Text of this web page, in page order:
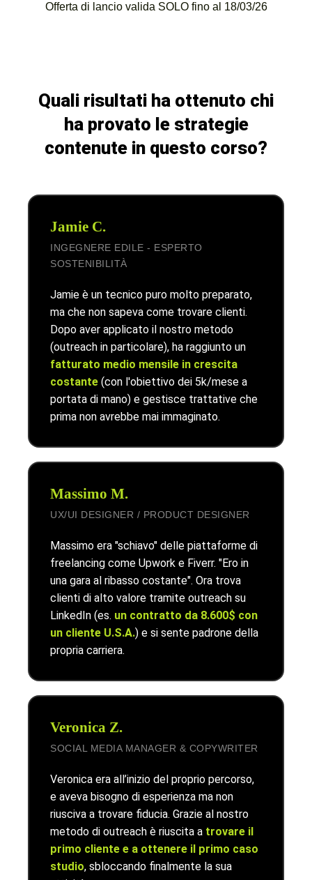
Offerta di lancio valida SOLO fino al 18/03/26
Quali risultati ha ottenuto chi
ha provato le strategie
contenute in questo corso?
Jamie C.
INGEGNERE EDILE - ESPERTO
SOSTENIBILITÀ
Jamie è un tecnico puro molto preparato,
ma che non sapeva come trovare clienti.
Dopo aver applicato il nostro metodo
(outreach in particolare), ha raggiunto un
fatturato medio mensile in crescita
costante (con l'obiettivo dei 5k/mese a
portata di mano) e gestisce trattative che
prima non avrebbe mai immaginato.
Massimo M.
UX/UI DESIGNER / PRODUCT DESIGNER
Massimo era "schiavo" delle piattaforme di
freelancing come Upwork e Fiverr. "Ero in
una gara al ribasso costante". Ora trova
clienti di alto valore tramite outreach su
LinkedIn (es. un contratto da 8.600$ con
un cliente U.S.A.) e si sente padrone della
propria carriera.
Veronica Z.
SOCIAL MEDIA MANAGER & COPYWRITER
Veronica era all’inizio del proprio percorso,
e aveva bisogno di esperienza ma non
riusciva a trovare fiducia. Grazie al nostro
metodo di outreach è riuscita a trovare il
primo cliente e a ottenere il primo caso
studio, sbloccando finalmente la sua